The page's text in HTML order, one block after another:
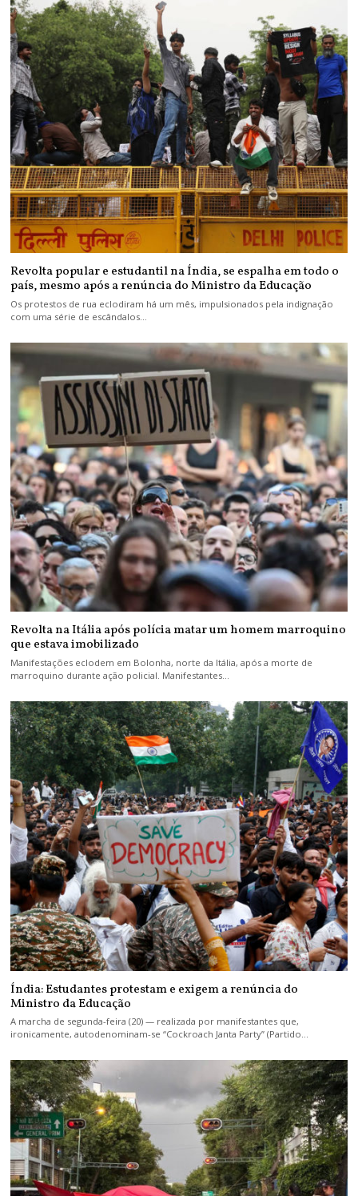
Revolta popular e estudantil na Índia, se espalha em todo o
país, mesmo após a renúncia do Ministro da Educação
Os protestos de rua eclodiram há um mês, impulsionados pela indignação
com uma série de escândalos…
Revolta na Itália após polícia matar um homem marroquino
que estava imobilizado
Manifestações eclodem em Bolonha, norte da Itália, após a morte de
marroquino durante ação policial. Manifestantes…
Índia: Estudantes protestam e exigem a renúncia do
Ministro da Educação
A marcha de segunda-feira (20) — realizada por manifestantes que,
ironicamente, autodenominam-se “Cockroach Janta Party” (Partido…